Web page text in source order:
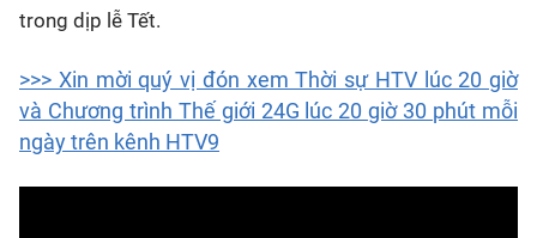
trong dịp lễ Tết.
>>> Xin mời quý vị đón xem Thời sự HTV lúc 20 giờ
và Chương trình Thế giới 24G lúc 20 giờ 30 phút mỗi
ngày trên kênh HTV9